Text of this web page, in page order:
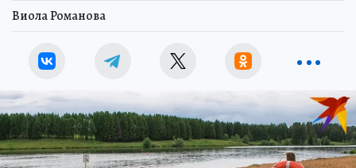
Виола Романова